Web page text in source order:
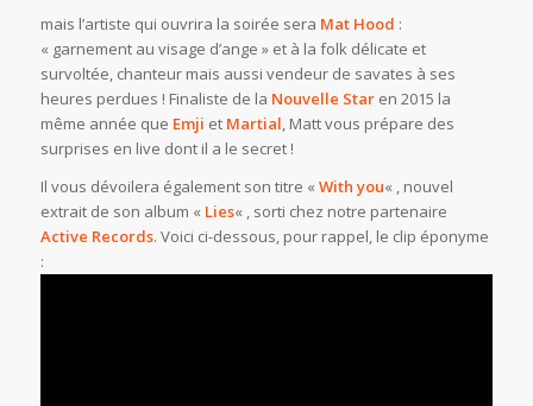
mais l’artiste qui ouvrira la soirée sera Mat Hood :
« garnement au visage d’ange » et à la folk délicate et
survoltée, chanteur mais aussi vendeur de savates à ses
heures perdues ! Finaliste de la Nouvelle Staren 2015 la
même année que Emji et Martial, Matt vous prépare des
surprises en live dont il a le secret !
Il vous dévoilera également son titre «With you« , nouvel
extrait de son album « Lies« , sorti chez notre partenaire
Active Records. Voici ci-dessous, pour rappel, le clip éponyme
: